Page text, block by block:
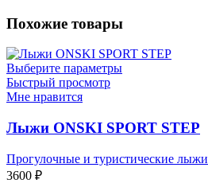
Похожие товары
Выберите параметры
Быстрый просмотр
Мне нравится
Лыжи ОNSKI SPORT STEP
Прогулочные и туристические лыжи
3600 ₽